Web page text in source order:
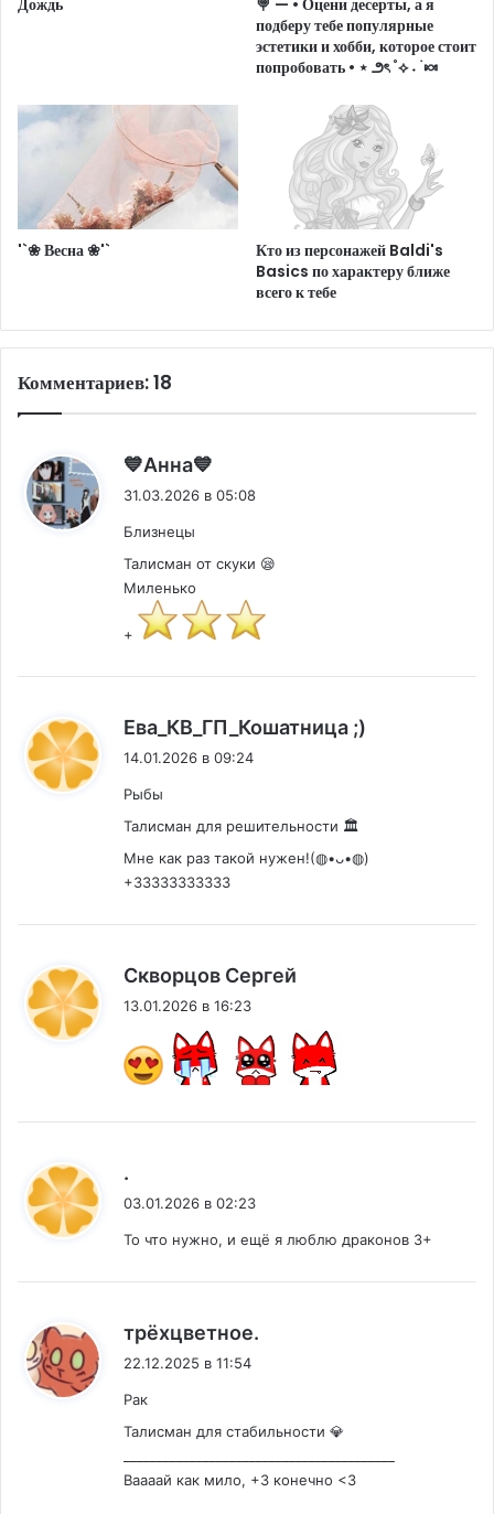
подберу тебе популярные
эстетики и хобби, которое стоит
попробовать • ⋆ ౨ৎ ˚⟡ ˖ ࣪ 🍬
'`❀ Весна ❀'`
Кто из персонажей Baldi's
Basics по характеру ближе
всего к тебе
Комментариев: 18
💙⁠Анна💙
31.03.2026 в 05:08
Близнецы
Талисман от скуки 😪
Миленько
+
Ева_КВ_ГП_Кошатница ;)
14.01.2026 в 09:24
Рыбы
Талисман для решительности 🏛️
Мне как раз такой нужен!(⁠◍⁠•⁠ᴗ⁠•⁠◍⁠)
+33333333333
Скворцов Сергей
13.01.2026 в 16:23
.
03.01.2026 в 02:23
То что нужно, и ещё я люблю драконов 3+
трёхцветное.
22.12.2025 в 11:54
Рак
Талисман для стабильности 💎
Ваааай как мило, +3 конечно <3